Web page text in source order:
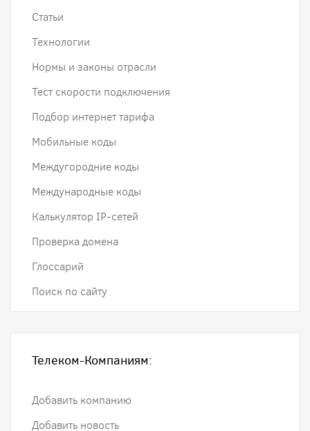
Статьи
Технологии
Нормы и законы отрасли
Тест скорости подключения
Подбор интернет тарифа
Мобильные коды
Междугородние коды
Международные коды
Калькулятор IP-сетей
Проверка домена
Глоссарий
Поиск по сайту
Телеком-Компаниям:
Добавить компанию
Добавить новость